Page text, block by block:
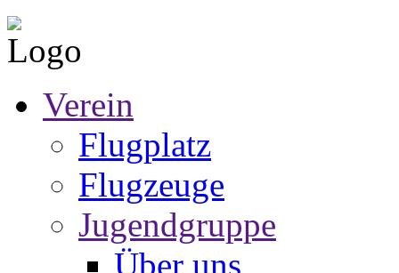
Verein
Flugplatz
Flugzeuge
Jugendgruppe
Über uns